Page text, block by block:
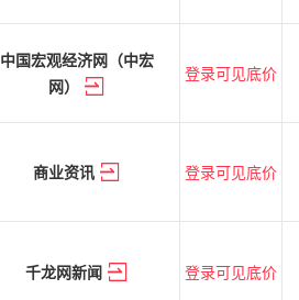
中国宏观经济网（中宏
网）
登录可见底价
商业资讯 登录可见底价
千龙网新闻 登录可见底价